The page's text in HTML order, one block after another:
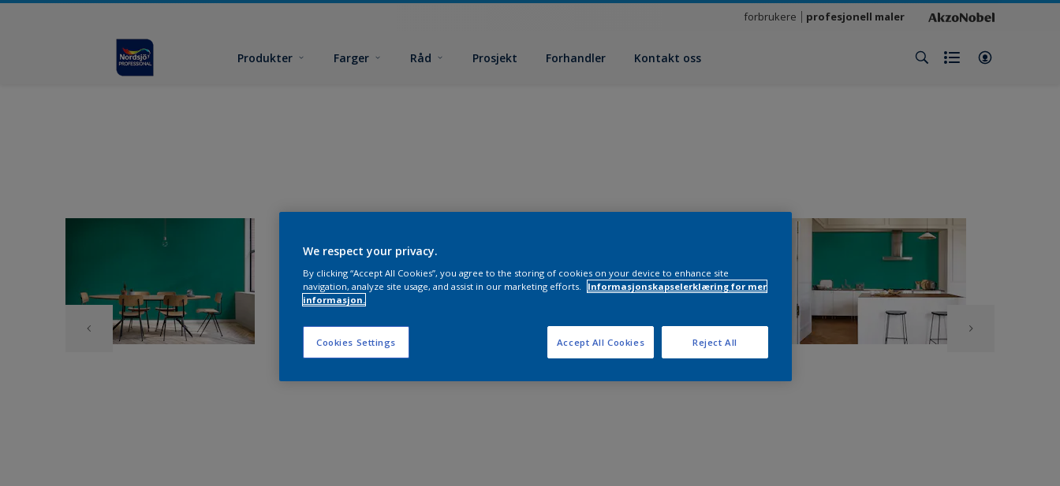
forbrukere profesjonell maler
Produkter Farger Råd Prosjekt Forhandler Kontakt oss
We respect your privacy.
By clicking “Accept All Cookies”, you agree to the storing of cookies on your device to enhance site
navigation, analyze site usage, and assist in our marketing efforts.
Informasjonskapselerklæring for mer
informasjon.
Cookies Settings Reject All
Accept All Cookies